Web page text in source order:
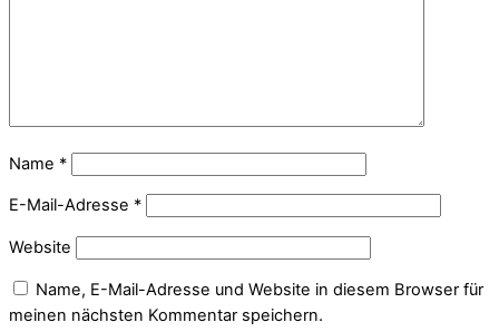
Name *
E-Mail-Adresse *
Website
Name, E-Mail-Adresse und Website in diesem Browser für
meinen nächsten Kommentar speichern.